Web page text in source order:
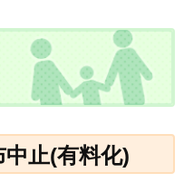
止(有料化)